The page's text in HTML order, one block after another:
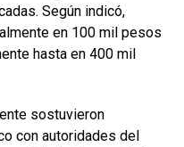
Según indicó,
en 100 mil pesos
hasta en 400 mil
sostuvieron
con autoridades del